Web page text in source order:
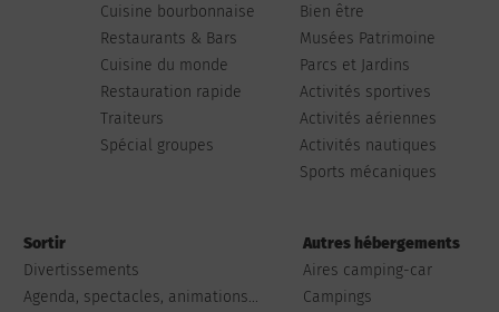
Cuisine bourbonnaise
Restaurants & Bars
Cuisine du monde
Restauration rapide
Traiteurs
Spécial groupes
Bien être
Musées Patrimoine
Parcs et Jardins
Activités sportives
Activités aériennes
Activités nautiques
Sports mécaniques
Sortir
Divertissements
Agenda, spectacles, animations...
Autres hébergements
Aires camping-car
Campings